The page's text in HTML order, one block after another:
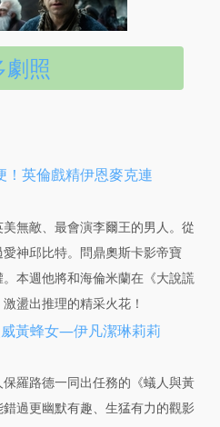
劇照
！英倫戲精伊恩麥克連
無敵、最會演李爾王的男人。從
神邱比特。問鼎奧斯卡影帝寶
本週他將和海倫米蘭在《大說謊
盪出推理的精采火花！
黃蜂女—伊凡潔琳莉莉
羅路德一同出任務的《蟻人與黃
過更幽默有趣、生猛有力的觀影